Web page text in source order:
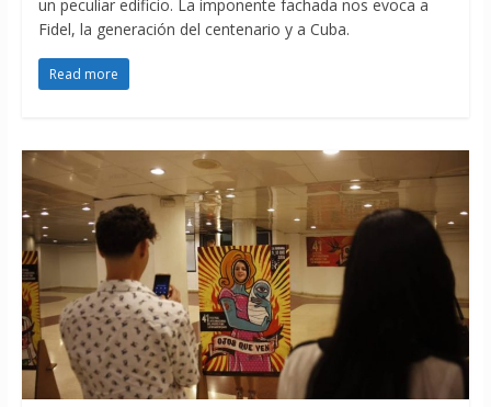
un peculiar edificio. La imponente fachada nos evoca a
Fidel, la generación del centenario y a Cuba.
Read more